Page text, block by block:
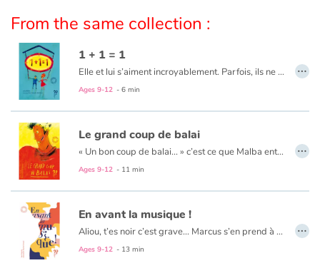
Daily life and hobbies
At school
Festivals and events
Love and friendship
Emotions and feelings
Formats and illustrations
From the same collection :
1 + 1 = 1
Elle et lui s’aiment incroyablement. Parfois, ils ne se comprennent pas. Et pourtant…
Ages 9-12 - 6 min
…
Le grand coup de balai
« Un bon coup de balai... » c’est ce que Malba entendait de la part des passants qui passaient devant lui d’un air méprisant. Jusqu’à ce qu’il tombe sur un vrai balai qui allait l’aider à tracer son chemin...
Ages 9-12 - 11 min
…
En avant la musique !
Aliou, t’es noir c’est grave… Marcus s’en prend à Aliou mais à l’école de la République, chaque élève a droit à la Liberté, l’Egalité et la Fraternité. Facile à dire mais à l’école il y a Marcus et sa bande...
Ages 9-12 - 13 min
…